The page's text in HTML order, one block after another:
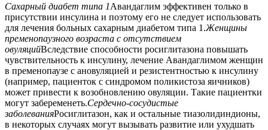
Сахарный диабет типа 1Авандаглим эффективен только в
присутствии инсулина и поэтому его не следует использовать
для лечения больных сахарным диабетом типа 1.Женщины
пременопаузного возраста с отсутствием
овуляцийВследствие способности росиглитазона повышать
чувствительность к инсулину, лечение Авандаглимом женщин
в пременопаузе с ановуляцией и резистентностью к инсулину
(например, пациенток с синдромом поликистоза яичников)
может привести к возобновлению овуляции. Такие пациентки
могут забеременеть.Сердечно-сосудистые
заболеванияРосиглитазон, как и остальные тиазолидиндионы,
в некоторых случаях могут вызывать развитие или ухудшать